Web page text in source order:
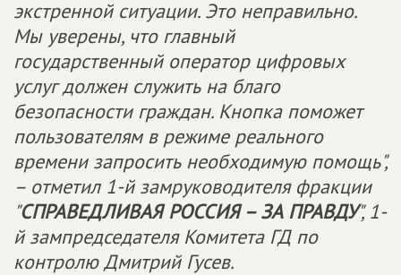
экстренной ситуации. Это неправильно.
Мы уверены, что главный
государственный оператор цифровых
услуг должен служить на благо
безопасности граждан. Кнопка поможет
пользователям в режиме реального
времени запросить необходимую помощь",
– отметил 1-й замруководителя фракции
"СПРАВЕДЛИВАЯ РОССИЯ – ЗА ПРАВДУ", 1-
й зампредседателя Комитета ГД по
контролю Дмитрий Гусев.